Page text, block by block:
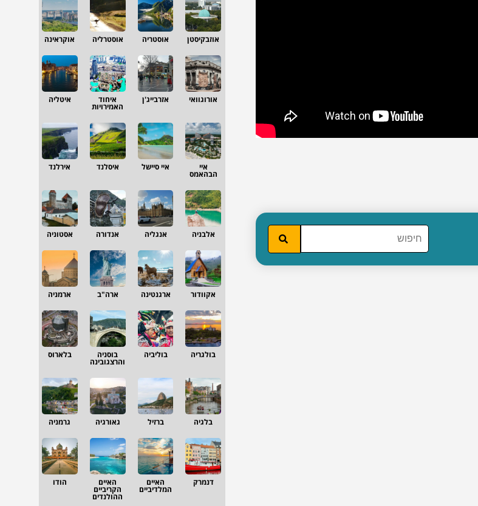
אוזבקיסטן אוסטריה אוסטרליה אוקראינה
אורוגוואי אזרבייג'ן איחוד
האמירויות
איטליה
איי
הבהאמס
איי סיישל איסלנד אירלנד
אלבניה אנגליה אנדורה אסטוניה
אקוודור ארגנטינה ארה"ב ארמניה
בולגריה בוליביה בוסניה
והרצגובינה
בלארוס
בלגיה ברזיל גאורגיה גרמניה
דנמרק האיים
המלדיביים
האיים
הקריביים
ההולנדים
הודו